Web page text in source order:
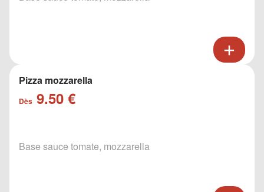
Pizza mozzarella
Dès 9.50 €
Base sauce tomate, mozzarella